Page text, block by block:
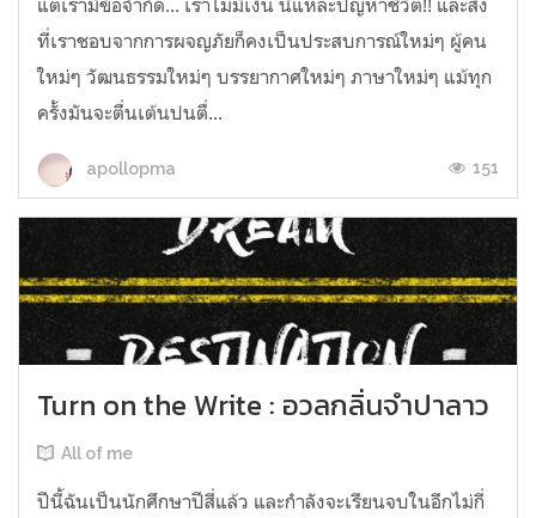
แต่เรามีข้อจำกัด... เราไม่มีเงิน นี่แหละปัญหาชีวิต!! และสิ่ง
ที่เราชอบจากการผจญภัยก็คงเป็นประสบการณ์ใหม่ๆ ผู้คน
ใหม่ๆ วัฒนธรรมใหม่ๆ บรรยากาศใหม่ๆ ภาษาใหม่ๆ แม้ทุก
ครั้งมันจะตื่นเต้นปนตื่...
apollopma 151
Turn on the Write : อวลกลิ่นจำปาลาว
All of me
ปีนี้ฉันเป็นนักศึกษาปีสี่แล้ว และกำลังจะเรียนจบในอีกไม่กี่